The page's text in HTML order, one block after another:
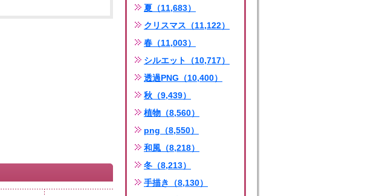
夏（11,683）
クリスマス（11,122）
春（11,003）
シルエット（10,717）
透過PNG（10,400）
秋（9,439）
植物（8,560）
png（8,550）
和風（8,218）
冬（8,213）
手描き（8,130）